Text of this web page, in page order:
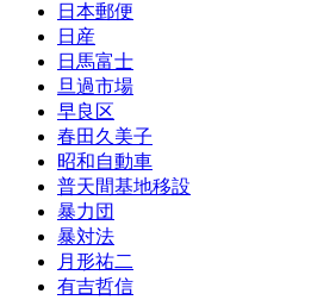
日本郵便
日産
日馬富士
旦過市場
早良区
春田久美子
昭和自動車
普天間基地移設
暴力団
暴対法
月形祐二
有吉哲信